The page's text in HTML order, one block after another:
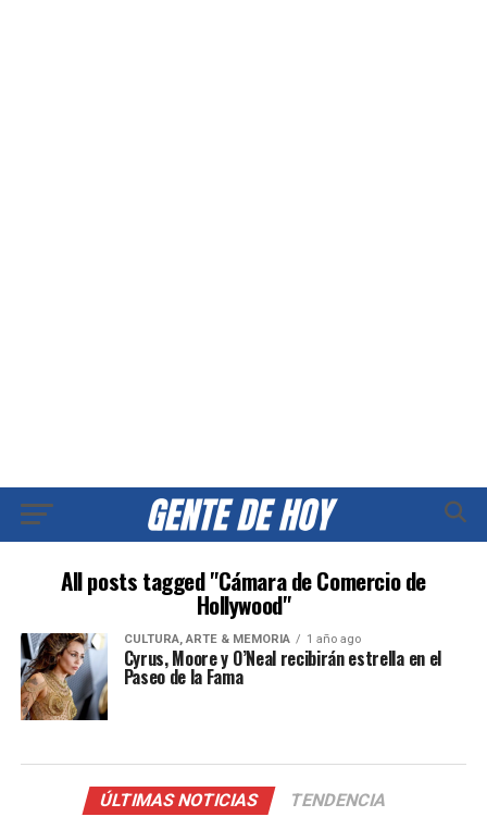
All posts tagged "Cámara de Comercio de
Hollywood"
CULTURA, ARTE & MEMORIA 1 año ago
Cyrus, Moore y O’Neal recibirán estrella en el
Paseo de la Fama
ÚLTIMAS NOTICIAS TENDENCIA